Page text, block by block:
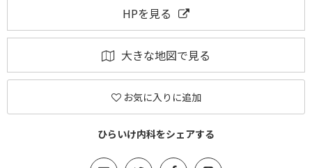
HPを見る
大きな地図で見る
お気に入りに追加
ひらいけ内科をシェアする